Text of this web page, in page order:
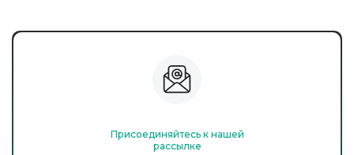
Присоединяйтесь к нашей
рассылке